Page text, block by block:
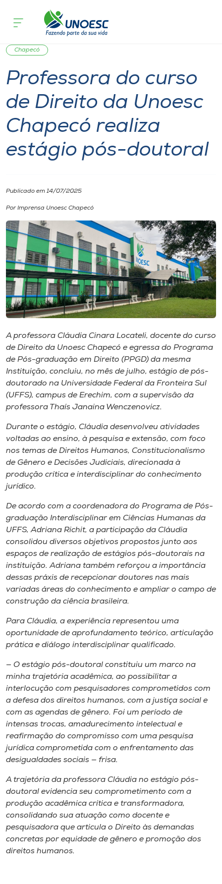
Cursos
Onde estamos
Pesquisa
Atendimento ao Estudante
Portal de Ensino
Unoesc
I.nova
Diplomados
Cultura
CPA
Biblioteca
Editora
Museu
Unoesc
Store
Selecione
o idioma
A+
A-
Chapecó
Professora do curso
de Direito da Unoesc
Chapecó realiza
estágio pós-doutoral
Publicado em 14/07/2025
Por Imprensa Unoesc Chapecó
A professora Cláudia Cinara Locateli, docente do curso
de Direito da Unoesc Chapecó e egressa do Programa
de Pós-graduação em Direito (PPGD) da mesma
Instituição, concluiu, no mês de julho, estágio de pós-
doutorado na Universidade Federal da Fronteira Sul
(UFFS), campus de Erechim, com a supervisão da
professora Thaís Janaina Wenczenovicz.
Durante o estágio, Cláudia desenvolveu atividades
voltadas ao ensino, à pesquisa e extensão, com foco
nos temas de Direitos Humanos, Constitucionalismo
de Gênero e Decisões Judiciais, direcionada à
produção crítica e interdisciplinar do conhecimento
jurídico.
De acordo com a coordenadora do Programa de Pós-
graduação Interdisciplinar em Ciências Humanas da
UFFS, Adriana Richit, a participação da Cláudia
consolidou diversos objetivos propostos junto aos
espaços de realização de estágios pós-doutorais na
instituição. Adriana também reforçou a importância
dessas práxis de recepcionar doutores nas mais
variadas áreas do conhecimento e ampliar o campo de
construção da ciência brasileira.
Para Cláudia, a experiência representou uma
oportunidade de aprofundamento teórico, articulação
prática e diálogo interdisciplinar qualificado.
— O estágio pós-doutoral constituiu um marco na
minha trajetória acadêmica, ao possibilitar a
interlocução com pesquisadores comprometidos com
a defesa dos direitos humanos, com a justiça social e
com as agendas de gênero. Foi um período de
intensas trocas, amadurecimento intelectual e
reafirmação do compromisso com uma pesquisa
jurídica comprometida com o enfrentamento das
desigualdades sociais — frisa.
A trajetória da professora Cláudia no estágio pós-
doutoral evidencia seu comprometimento com a
produção acadêmica crítica e transformadora,
consolidando sua atuação como docente e
pesquisadora que articula o Direito às demandas
concretas por equidade de gênero e promoção dos
direitos humanos.